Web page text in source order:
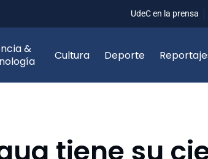
UdeC en la prensa
&
Cultura Deporte
tiene su